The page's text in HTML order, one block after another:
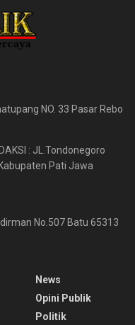
NO. 33 Pasar Rebo
: JL.Tondonegoro
Pati Jawa
No.507 Batu 65313
News
Opini Publik
Politik